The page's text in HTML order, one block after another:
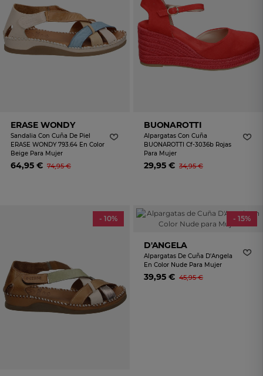
ERASE WONDY
Sandalia Con Cuña De Piel
ERASE WONDY 793.64 En Color
Beige Para Mujer
64,95 € 74,95 €
BUONAROTTI
Alpargatas Con Cuña
BUONAROTTI Cf-3036b Rojas
Para Mujer
29,95 € 34,95 €
- 10% - 15%
D'ANGELA
Alpargatas De Cuña D'Angela
En Color Nude Para Mujer
39,95 € 45,95 €